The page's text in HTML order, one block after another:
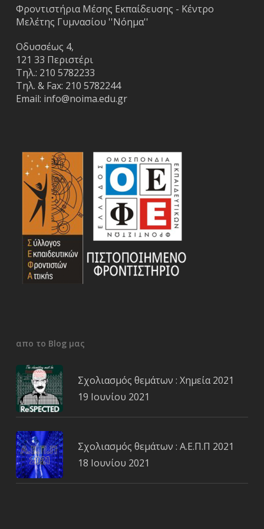
Φροντιστήρια Μέσης Εκπαίδευσης - Κέντρο
Μελέτης Γυμνασίου ''Νόημα''
Οδυσσέως 4,
121 33 Περιστέρι
Τηλ.: 210 5782233
Τηλ. & Fax: 210 5782244
Email: info@noima.edu.gr
απο το Blog μας
Σχολιασμός θεμάτων : Χημεία 2021
19 Ιουνίου 2021
Σχολιασμός θεμάτων : Α.Ε.Π.Π 2021
18 Ιουνίου 2021